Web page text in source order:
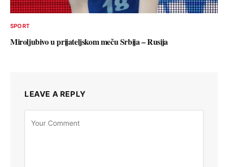
SPORT
Miroljubivo u prijateljskom meču Srbija – Rusija
LEAVE A REPLY